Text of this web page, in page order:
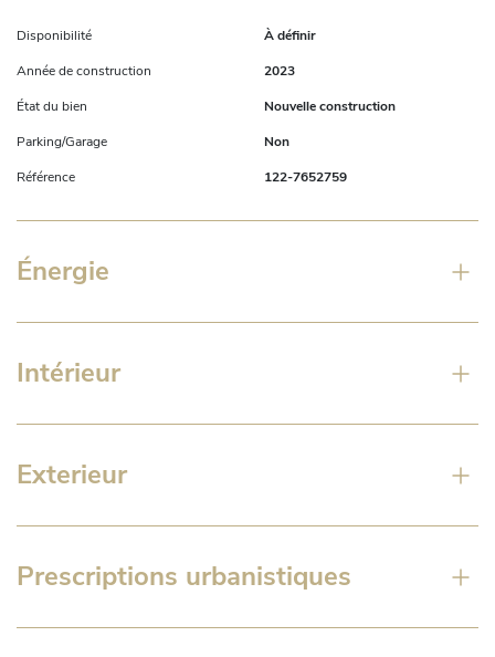
Disponibilité
À définir
Année de construction
2023
État du bien
Nouvelle construction
Parking/Garage
Non
Référence
122-7652759
Énergie
Intérieur
Exterieur
Prescriptions urbanistiques